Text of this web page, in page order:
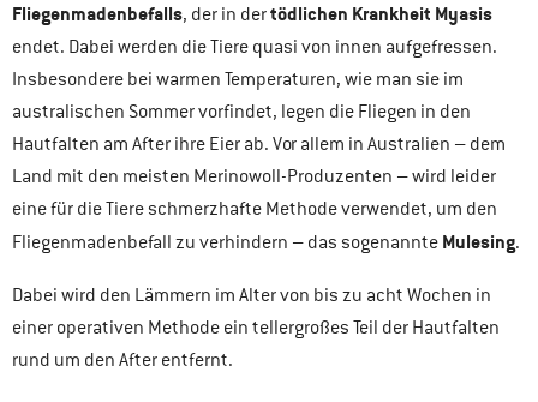
Fliegenmadenbefalls, der in dertödlichen Krankheit Myasis
endet. Dabei werden die Tiere quasi von innen aufgefressen.
Insbesondere bei warmen Temperaturen, wie man sie im
australischen Sommer vorfindet, legen die Fliegen in den
Hautfalten am After ihre Eier ab. Vor allem in Australien – dem
Land mit den meisten Merinowoll-Produzenten – wird leider
eine für die Tiere schmerzhafte Methode verwendet, um den
Fliegenmadenbefall zu verhindern – das sogenannte Mulesing.
Dabei wird den Lämmern im Alter von bis zu acht Wochen in
einer operativen Methode ein tellergroßes Teil der Hautfalten
rund um den After entfernt.